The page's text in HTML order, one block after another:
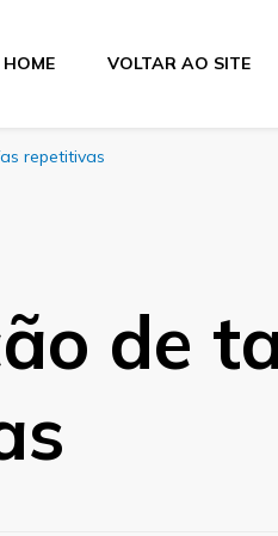
HOME VOLTAR AO SITE
repetitivas
de